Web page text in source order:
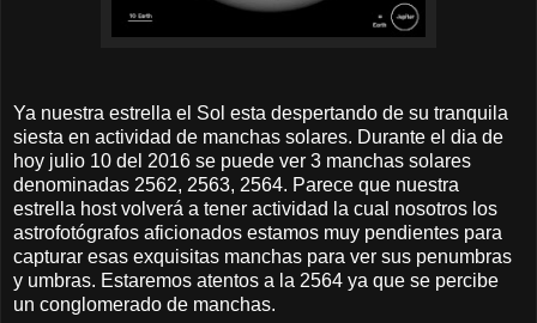
Ya nuestra estrella el Sol esta despertando de su tranquila
siesta en actividad de manchas solares. Durante el dia de
hoy julio 10 del 2016 se puede ver 3 manchas solares
denominadas 2562, 2563, 2564. Parece que nuestra
estrella host volverá a tener actividad la cual nosotros los
astrofotógrafos aficionados estamos muy pendientes para
capturar esas exquisitas manchas para ver sus penumbras
y umbras. Estaremos atentos a la 2564 ya que se percibe
un conglomerado de manchas.